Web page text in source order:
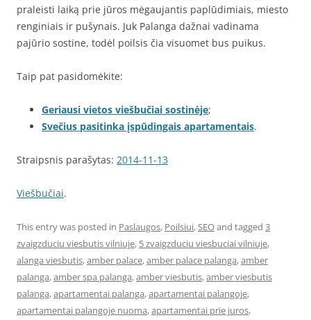
praleisti laiką prie jūros mėgaujantis paplūdimiais, miesto
renginiais ir pušynais. Juk Palanga dažnai vadinama
pajūrio sostine, todėl poilsis čia visuomet bus puikus.
Taip pat pasidomėkite:
Geriausi vietos viešbučiai sostinėje;
Svečius pasitinka įspūdingais apartamentais.
Straipsnis parašytas: 2014-11-13
Viešbučiai.
This entry was posted in Paslaugos, Poilsiui,SEOand tagged 3
zvaigzduciu viesbutis vilniuje, 5 zvaigzduciu viesbuciai vilniuje,
alanga viesbutis,amber palace,amber palace palanga,amber
palanga,amber spa palanga,amber viesbutis,amber viesbutis
palanga,apartamentai palanga,apartamentai palangoje,
apartamentai palangoje nuoma,apartamentai prie juros,